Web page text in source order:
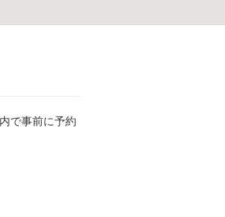
で事前に予約